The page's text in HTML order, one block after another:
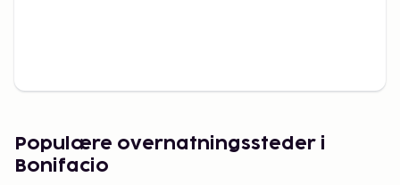
Populære overnatningssteder i
Bonifacio